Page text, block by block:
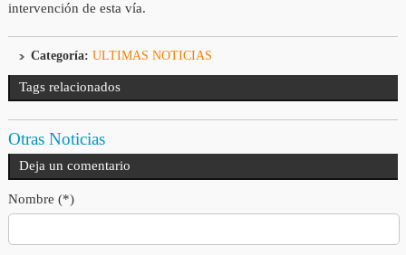
intervención de esta vía.
Categoría: ULTIMAS NOTICIAS
Tags relacionados
Otras Noticias
Deja un comentario
Nombre (*)